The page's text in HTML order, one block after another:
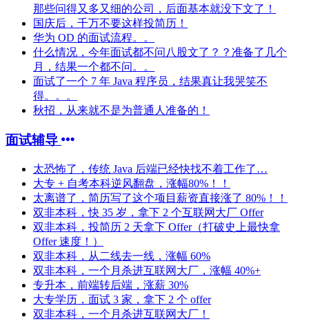
那些问得又多又细的公司，后面基本就没下文了！
国庆后，千万不要这样投简历！
华为 OD 的面试流程。。
什么情况，今年面试都不问八股文了？？准备了几个
月，结果一个都不问。。
面试了一个 7 年 Java 程序员，结果真让我哭笑不
得。。。
秋招，从来就不是为普通人准备的！
面试辅导
太恐怖了，传统 Java 后端已经快找不着工作了…
大专 + 自考本科逆风翻盘，涨幅80%！！
太离谱了，简历写了这个项目薪资直接涨了 80%！！
双非本科，快 35 岁，拿下 2 个互联网大厂 Offer
双非本科，投简历 2 天拿下 Offer（打破史上最快拿
Offer 速度！）
双非本科，从二线去一线，涨幅 60%
双非本科，一个月杀进互联网大厂，涨幅 40%+
专升本，前端转后端，涨薪 30%
大专学历，面试 3 家，拿下 2 个 offer
双非本科，一个月杀进互联网大厂！